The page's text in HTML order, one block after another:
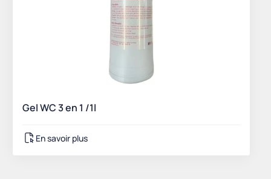
Gel WC 3 en 1 /1l
En savoir plus